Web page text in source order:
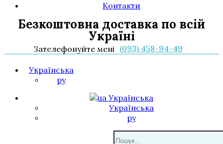
Контакти
Безкоштовна доставка по всій
Україні
Зателефонуйте мені (093) 458-94-49
Українська
ру
Українська
Українська
ру